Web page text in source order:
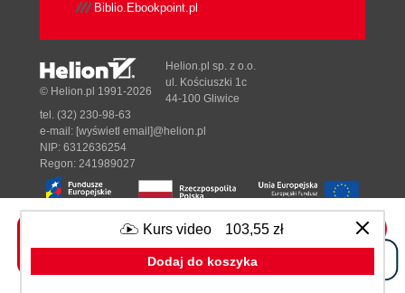
Kurs video 103,55 zł
Dodaj do koszyka
Biblio.Ebookpoint.pl
Designed with ♥ byTonik.pl
© Helion.pl 1991-2026
Helion.pl sp. z o.o.
ul. Kościuszki 1c
44-100 Gliwice
tel. (32) 230-98-63
e-mail: [wyświetl email]@helion.pl
NIP: 6312636254
Regon: 241989027